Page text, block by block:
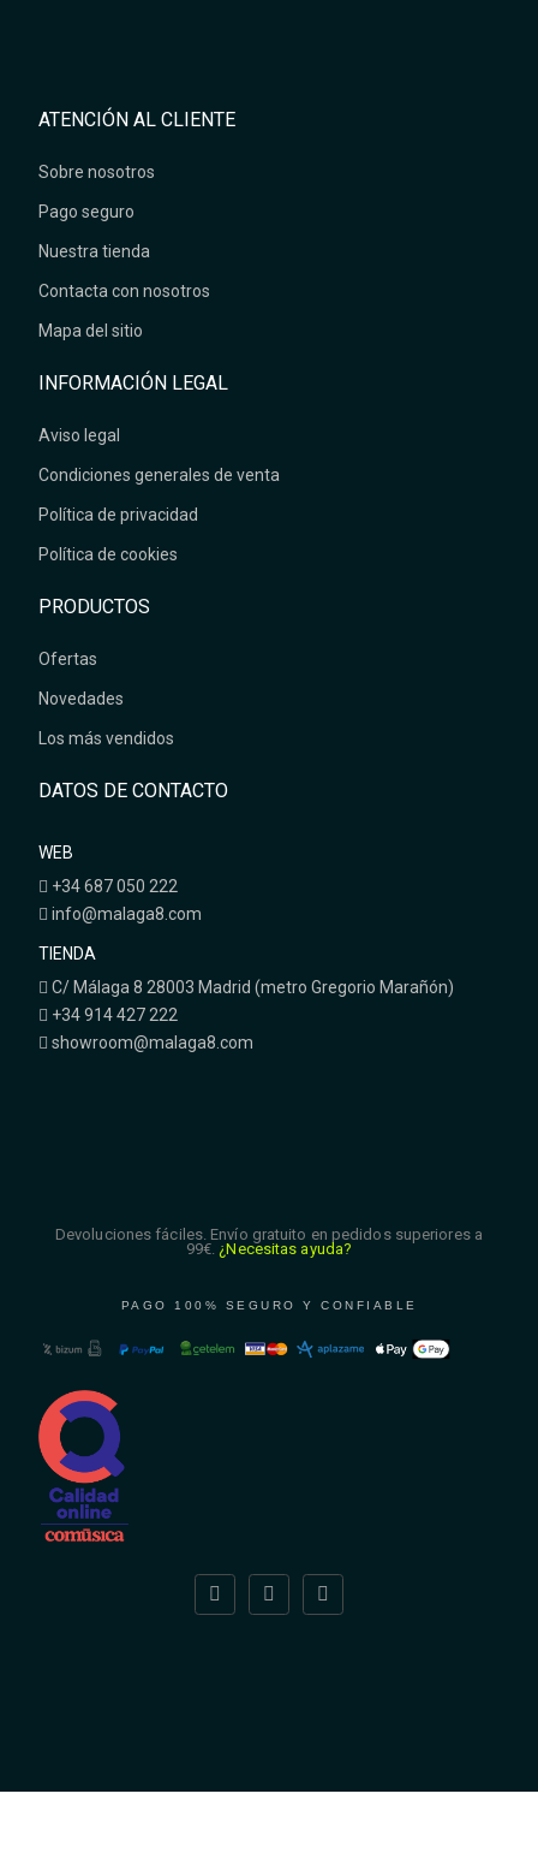
ATENCIÓN AL CLIENTE
Sobre nosotros
Pago seguro
Nuestra tienda
Contacta con nosotros
Mapa del sitio
INFORMACIÓN LEGAL
Aviso legal
Condiciones generales de venta
Política de privacidad
Política de cookies
PRODUCTOS
Ofertas
Novedades
Los más vendidos
DATOS DE CONTACTO
WEB
+34 687 050 222
info@malaga8.com
TIENDA
C/ Málaga 8 28003 Madrid (metro Gregorio Marañón)
+34 914 427 222
showroom@malaga8.com
Devoluciones fáciles. Envío gratuito en pedidos superiores a
99€. ¿Necesitas ayuda?
PAGO 100% SEGURO Y CONFIABLE